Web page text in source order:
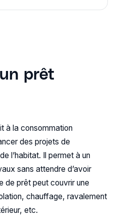
prêt
à la consommation
des projets de
l’habitat. Il permet à un
sans attendre d’avoir
de prêt peut couvrir une
chauffage, ravalement
etc.